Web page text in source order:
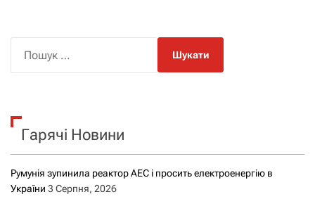
к
Гарячі Новини
Румунія зупинила реактор АЕС і просить електроенергію в
України 3 Серпня, 2026